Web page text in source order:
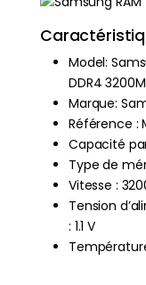
Model:
DDR4
Marque:
Référence :
Capacité
Type de
Vitesse :
Tension
: 1.1 V